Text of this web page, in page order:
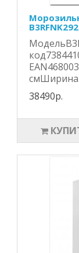
38490р.